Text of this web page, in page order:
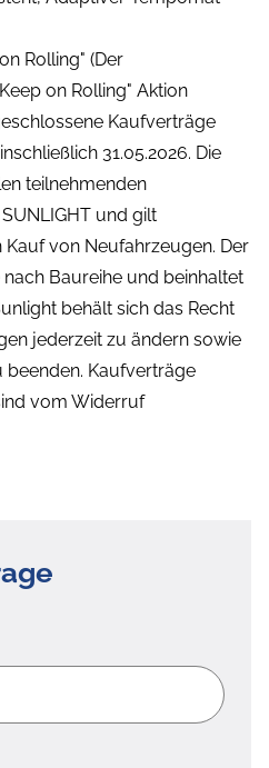
Rolling" (Der
on Rolling" Aktion
Kaufverträge
31.05.2026. Die
teilnehmenden
und gilt
von Neufahrzeugen. Der
Baureihe und beinhaltet
behält sich das Recht
jederzeit zu ändern sowie
beenden. Kaufverträge
vom Widerruf